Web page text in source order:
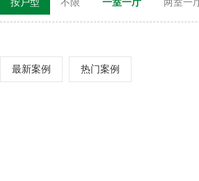
按户型 不限 一室一厅 两室一
最新案例 热门案例